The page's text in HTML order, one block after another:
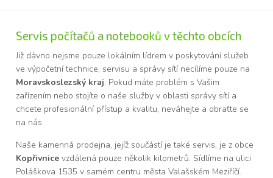
Servis počítačů a notebooků v těchto obcích
Již dávno nejsme pouze lokálním lídrem v poskytování služeb
ve výpočetní technice, servisu a správy sítí necílíme pouze na
Moravskoslezský kraj. Pokud máte problém s Vašim
zařízením nebo stojíte o naše služby v oblasti správy sítí a
chcete profesionální přístup a kvalitu, neváhejte a obraťte se
na nás.
Naše kamenná prodejna, jejíž součástí je také servis, je z obce
Kopřivnice vzdálená pouze několik kilometrů. Sídlíme na ulici
Poláškova 1535 v samém centru města Valašském Meziříčí.